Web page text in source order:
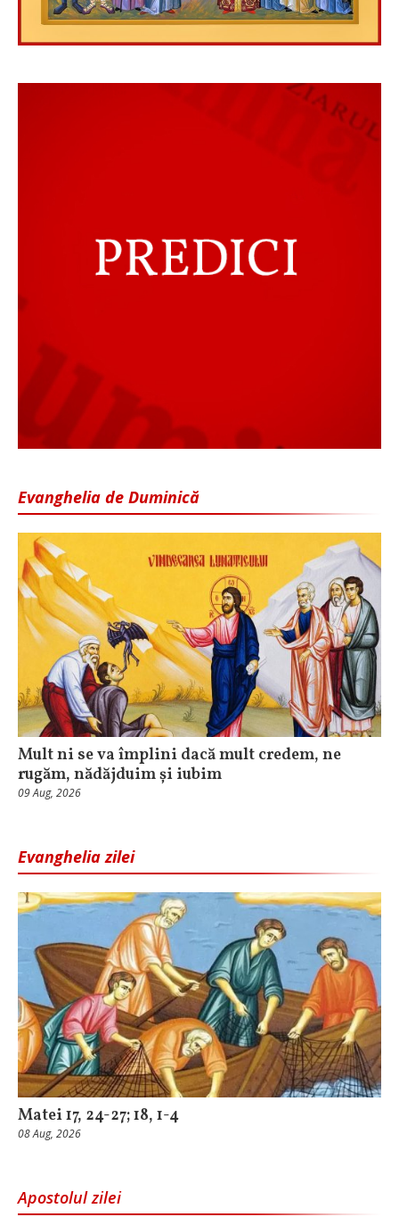
Evanghelia de Duminică
Mult ni se va împlini dacă mult credem, ne
rugăm, nădăjduim și iubim
09 Aug, 2026
Evanghelia zilei
Matei 17, 24-27; 18, 1-4
08 Aug, 2026
Apostolul zilei